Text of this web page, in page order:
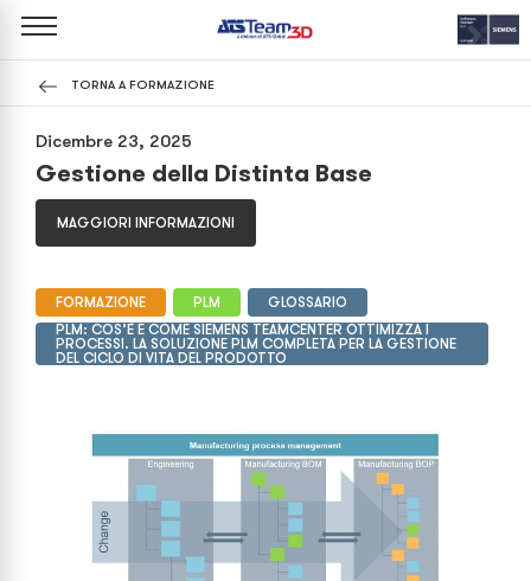
TORNA A FORMAZIONE
Dicembre 23, 2025
Gestione della Distinta Base
MAGGIORI INFORMAZIONI
FORMAZIONE PLM
GLOSSARIO
PLM: COS’È E COME SIEMENS TEAMCENTER OTTIMIZZA I
PROCESSI. LA SOLUZIONE PLM COMPLETA PER LA GESTIONE
DEL CICLO DI VITA DEL PRODOTTO